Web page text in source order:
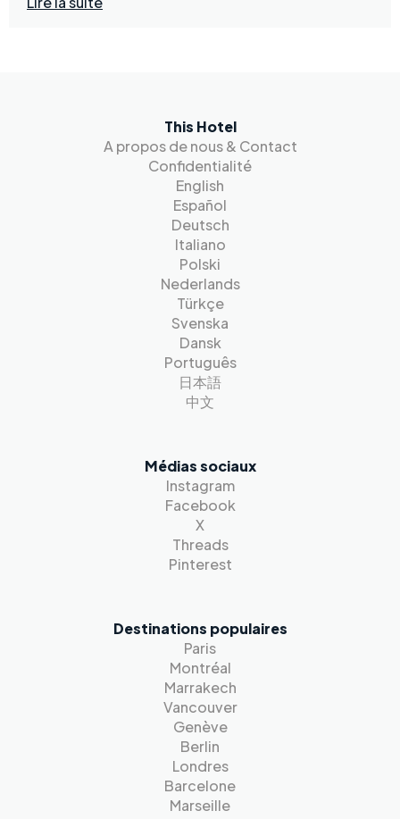
This Hotel
A propos de nous & Contact
Confidentialité
English
Español
Deutsch
Italiano
Polski
Nederlands
Türkçe
Svenska
Dansk
Português
日本語
中文
Médias sociaux
Instagram
Facebook
X
Threads
Pinterest
Destinations populaires
Paris
Montréal
Marrakech
Vancouver
Genève
Berlin
Londres
Barcelone
Marseille